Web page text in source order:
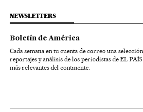
NEWSLETTERS
Boletín de América
Cada semana en tu cuenta de correo una
reportajes y análisis de los periodistas de EL
más relevantes del continente.